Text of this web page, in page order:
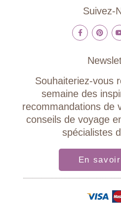
Suivez-
Souhaiteriez-vous
semaine des
recommandations de
conseils de voyage
spécialistes
En